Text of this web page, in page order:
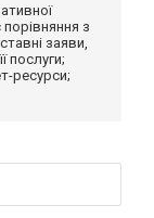
з
заяви,
послуги;
ресурси;